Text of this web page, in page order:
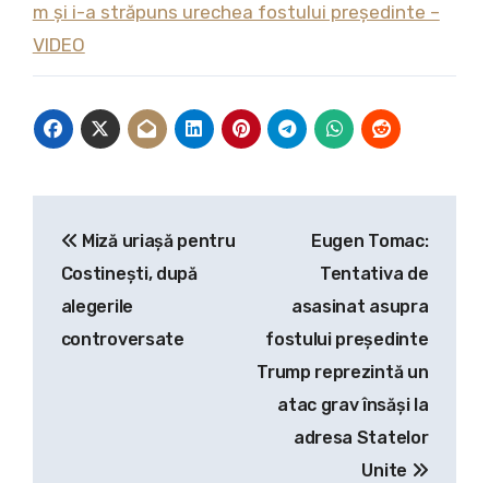
m și i-a străpuns urechea fostului președinte –
VIDEO
articole
Miză uriașă pentru
Costinești, după
alegerile
controversate
Eugen Tomac:
Tentativa de
asasinat asupra
fostului președinte
Trump reprezintă un
atac grav însăși la
adresa Statelor
Unite